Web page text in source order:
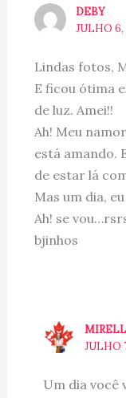
DEBY
JULHO 6,
Lindas fotos,
E ficou ótima
de luz. Amei!!
Ah! Meu
está amando.
de estar lá
Mas um dia,
Ah! se
bjinhos
JULHO
Um dia você